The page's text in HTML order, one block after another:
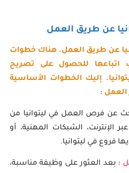
عن طريق العمل. هناك خطوات
اتباعها للحصول على تصريح
إليك الخطوات الأساسية
العمل :
عن فرص العمل في ليتوانيا من
الإنترنت، الشبكات المهنية، أو
فروع في ليتوانيا.
: بعد العثور على وظيفة مناسبة،